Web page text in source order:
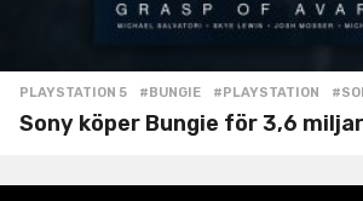
PLAYSTATION 5 #BUNGIE ,#PLAYSTATION ,
Sony köper Bungie för 3,6